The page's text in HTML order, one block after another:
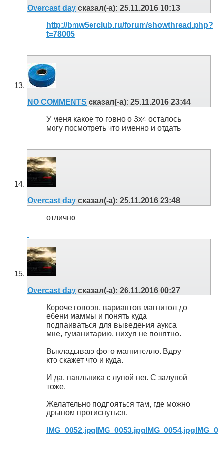
Overcast day сказал(-а): 25.11.2016 10:13
http://bmw5erclub.ru/forum/showthread.php?
t=78005
NO COMMENTS сказал(-а): 25.11.2016 23:44
У меня какое то говно о 3х4 осталось
могу посмотреть что именно и отдать
Overcast day сказал(-а): 25.11.2016 23:48
отлично
Overcast day сказал(-а): 26.11.2016 00:27
Короче говоря, вариантов магнитол до
ебени маммы и понять куда
подпаиваться для выведения аукса
мне, гуманитарию, нихуя не понятно.
Выкладываю фото магнитолло. Вдруг
кто скажет что и куда.
И да, паяльника с лупой нет. С залупой
тоже.
Желательно подпояться там, где можно
дрыном протиснуться.
IMG_0052.jpg IMG_0053.jpg IMG_0054.jpg